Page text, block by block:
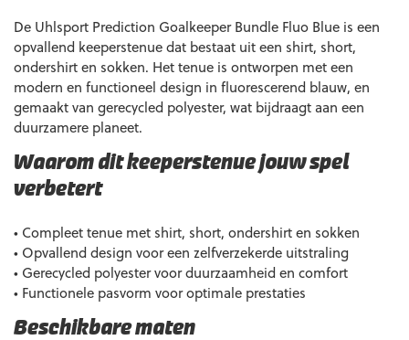
De Uhlsport Prediction Goalkeeper Bundle Fluo Blue is een
opvallend keeperstenue dat bestaat uit een shirt, short,
ondershirt en sokken. Het tenue is ontworpen met een
modern en functioneel design in fluorescerend blauw, en
gemaakt van gerecycled polyester, wat bijdraagt aan een
duurzamere planeet.
Waarom dit keeperstenue jouw spel
verbetert
• Compleet tenue met shirt, short, ondershirt en sokken
• Opvallend design voor een zelfverzekerde uitstraling
• Gerecycled polyester voor duurzaamheid en comfort
• Functionele pasvorm voor optimale prestaties
Beschikbare maten